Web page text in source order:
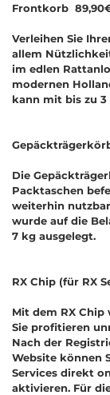
Frontkorb
Verleihen Sie
allem
im edlen
modernen
kann mit bis zu
Die
Packtaschen
weiterhin
wurde auf die
7 kg ausgelegt.
RX Chip (für RX
Mit dem RX
Sie profitieren
Nach der
Website können
Services direkt
aktivieren. Für